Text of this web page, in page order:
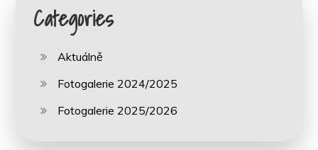
Categories
Aktuálně
Fotogalerie 2024/2025
Fotogalerie 2025/2026